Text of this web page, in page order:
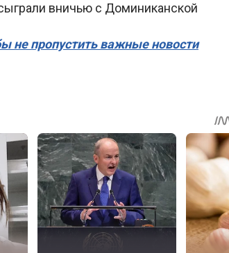
вничью с Доминиканской
не пропустить важные новости